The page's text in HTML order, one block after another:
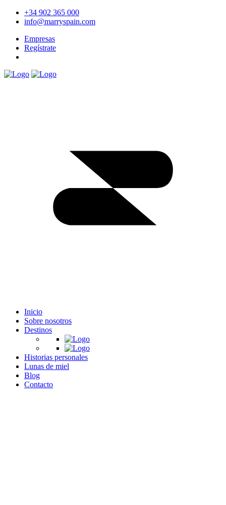
+34 902 365 000
info@marryspain.com
Empresas
Regístrate
Inicio
Sobre nosotros
Destinos
Historias personales
Lunas de miel
Blog
Contacto